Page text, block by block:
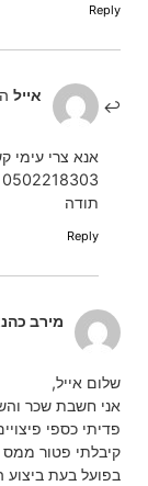
Reply
אייל
אנא צרי עימי
0502218303
תודה
Reply
מירב
שלום אייל,
אני חשבת שכר
פדיתי כספי
קיבלתי פטור ממס
בפועל בעת ביצוע